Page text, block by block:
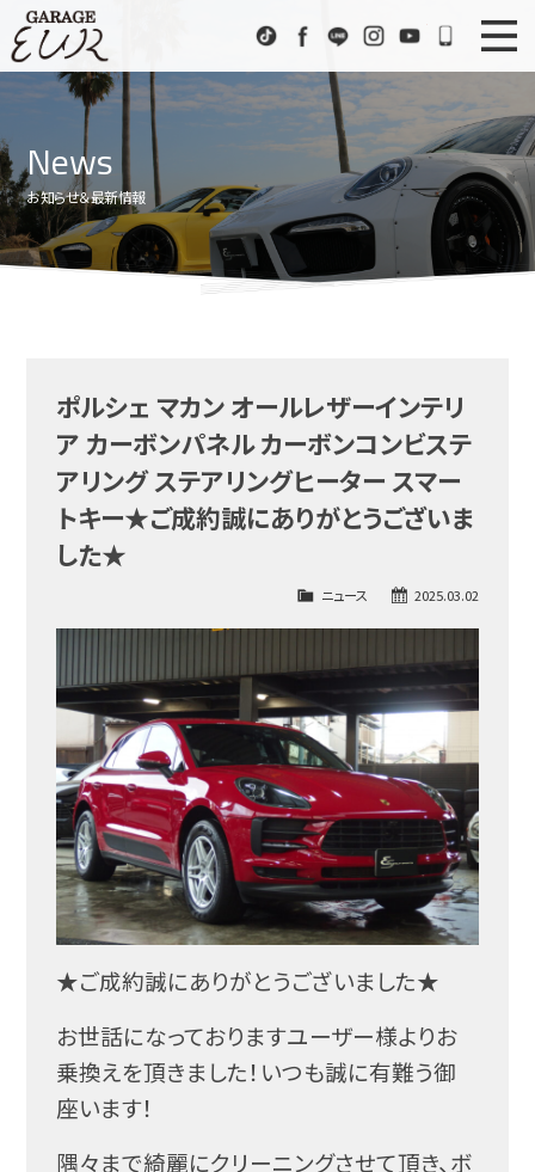
TikTokFacebook
LINE InstagramYoutube072-
ニュース
Stock List
在庫車情報
EUR Sports
EURスポーツ
アクセス
お問い合わせ
News
お知らせ＆最新情報
ポルシェ マカン オールレザーインテリ
ア カーボンパネル カーボンコンビステ
アリング ステアリングヒーター スマー
トキー★ご成約誠にありがとうございま
した★
2025.03.02
ニュース
★ご成約誠にありがとうございました★
お世話になっておりますユーザー様よりお
乗換えを頂きました！いつも誠に有難う御
座います！
隅々まで綺麗にクリーニングさせて頂き、ボ